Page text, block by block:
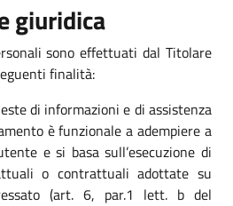
giuridica
sono effettuati dal Titolare
finalità:
di informazioni e di assistenza
è funzionale a adempiere a
e si basa sull’esecuzione di
o contrattuali adottate su
(art. 6, par.1 lett. b del